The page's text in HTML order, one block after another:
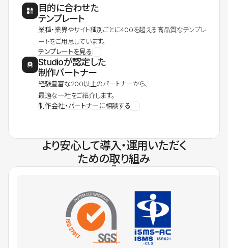
目的に合わせた
テンプレート
業種・業界やサイト種別ごとに400を超える高品質なテンプレ
ートをご用意しています。
テンプレートを見る
Studioが認定した
制作パートナー
経験豊富な200以上のパートナーから、
最適な一社をご紹介します。
制作会社・パートナーに相談する
より安心して導入・運用いただく
ための取り組み